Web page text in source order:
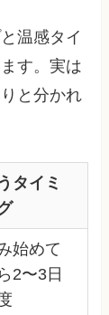
温感タイ
す。実は
と分かれ
タイミ
始めて
2〜3日